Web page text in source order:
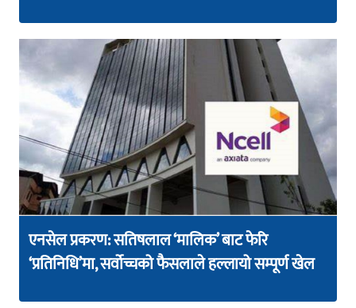
एनसेल प्रकरण: सतिषलाल ‘मालिक’ बाट फेरि
‘प्रतिनिधि’मा, सर्वोच्चको फैसलाले हल्लायो सम्पूर्ण खेल